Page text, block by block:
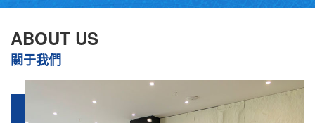
ABOUT US
關于我們